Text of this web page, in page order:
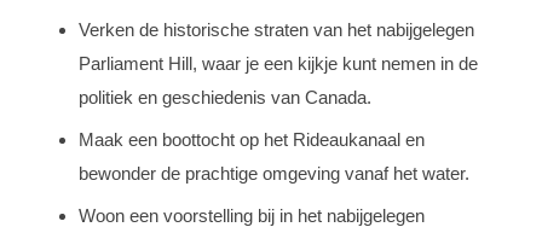
Verken de historische straten van het nabijgelegen
Parliament Hill, waar je een kijkje kunt nemen in de
politiek en geschiedenis van Canada.
Maak een boottocht op het Rideaukanaal en
bewonder de prachtige omgeving vanaf het water.
Woon een voorstelling bij in het nabijgelegen